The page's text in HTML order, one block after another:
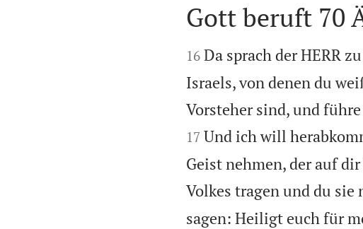

Gott beruft 70

16 Da sprach der HERR
Israels, von denen du
Vorsteher sind, und
17 Und ich will
Geist nehmen, der auf
Volkes tragen und du
sagen: Heiligt euch für